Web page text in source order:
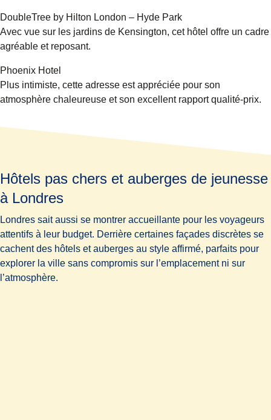
DoubleTree by Hilton London – Hyde Park
Avec vue sur les jardins de Kensington, cet hôtel offre un cadre
agréable et reposant.
Phoenix Hotel
Plus intimiste, cette adresse est appréciée pour son
atmosphère chaleureuse et son excellent rapport qualité-prix.
Hôtels pas chers et auberges de jeunesse
à Londres
Londres sait aussi se montrer accueillante pour les voyageurs
attentifs à leur budget. Derrière certaines façades discrètes se
cachent des hôtels et auberges au style affirmé, parfaits pour
explorer la ville sans compromis sur l’emplacement ni sur
l’atmosphère.